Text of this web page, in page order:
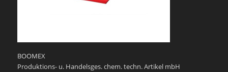
BOOMEX
Produktions- u. Handelsges. chem. techn. Artikel mbH